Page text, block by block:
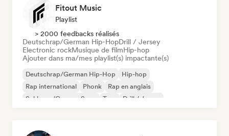
Fitout Music
Playlist
> 2000 feedbacks réalisés
Deutschrap/German Hip-HopDrill / Jersey
Electronic rockMusique de filmHip-hop
Ajouter dans ma/mes playlist(s) impactante(s)
Deutschrap/German Hip-Hop
Hip-hop
Rap international
Phonk
Rap en anglais
Schlager/German Song
Trap Drill / Jersey